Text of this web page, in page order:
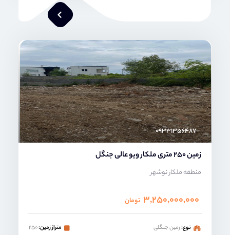
امیر خدابنده
۰۹۳۳۱۳۵۶۴۸۷
زمین 250 متری ملکار ویو عالی جنگل
منطقه ملکار نوشهر
۳,۲۵۰,۰۰۰,۰۰۰ تومان
نوع:زمین جنگلی متراژ زمین:۲۵۰